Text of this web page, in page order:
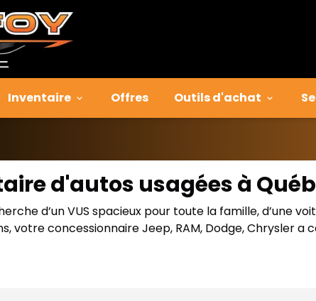
Inventaire Offres Outils d'achat
d'autos usagées à
d’un VUS spacieux pour toute la famille, d’une
votre concessionnaire Jeep, RAM, Dodge, Chrysler a